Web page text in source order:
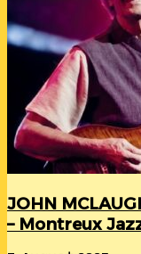
JOHN
– Montreux